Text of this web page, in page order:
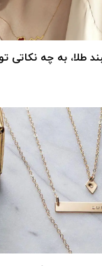
طلا‌، به چه نکاتی